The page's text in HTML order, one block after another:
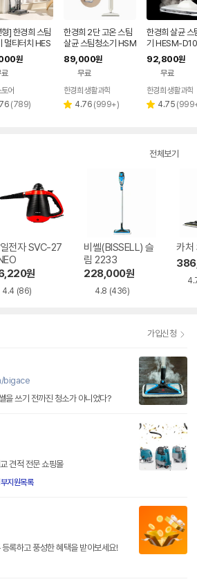
] 한경희 스팀
멀티터치 HES
원
어
리
(789)
한경희 2단 고온 스팀
살균 스팀청소기 HSM
-D1200
89,000원
무료
한경희 생활과학
별 4.76 리
(999+)
한경희 살균 스
기 HESM-
92,800원
무료
한경희 생활과학
별 4.75 리
(
전체보기
전자 SVC-27
원
4.4 (86)
비쎌(BISSELL) 슬
림 2233
228,000원
4.8 (436)
카처
가입신청
bigace
을 쓰기 전까진 청소가 아니었다?
견적 전문 쇼핑몰
지원목록
록하고 풍성한 혜택을 받아보세요!